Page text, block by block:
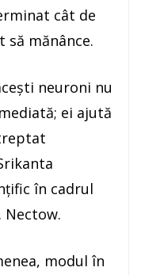
cât de
să mănânce.
neuroni nu
ei ajută
în cadrul
modul în